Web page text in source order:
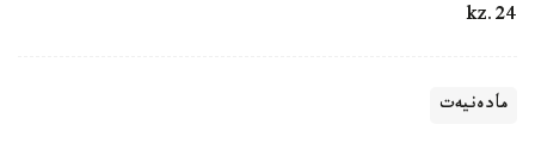
24.kz
مادەنيەت